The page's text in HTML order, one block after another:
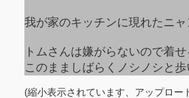
我が家のキッチンに現れたニ
トムさんは嫌がらないので着せ
このまましばらくノシノシと歩
(縮小表示されています、アップロー